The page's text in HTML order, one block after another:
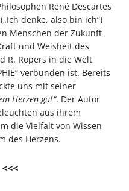
René Descartes
denke, also bin ich“)
Menschen der Zukunft
und Weisheit des
R. Ropers in die Welt
verbunden ist. Bereits
uns mit seiner
Herzen gut“. Der Autor
aus ihrem
die Vielfalt von Wissen
des Herzens.
<<<